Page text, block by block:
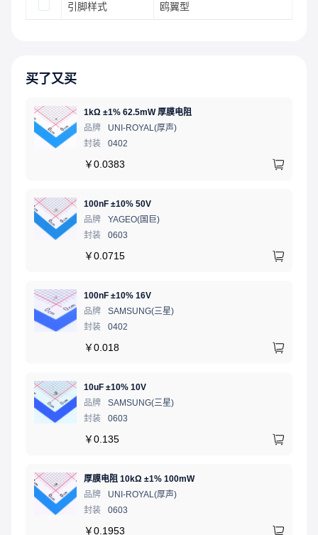
引脚样式 鸥翼型
买了又买
1kΩ ±1% 62.5mW 厚膜电阻
品牌
UNI-ROYAL(厚声)
封装
0402
￥0.0383
100nF ±10% 50V
品牌
YAGEO(国巨)
封装
0603
￥0.0715
100nF ±10% 16V
品牌
SAMSUNG(三星)
封装
0402
￥0.018
10uF ±10% 10V
品牌
SAMSUNG(三星)
封装
0603
￥0.135
厚膜电阻 10kΩ ±1% 100mW
品牌
UNI-ROYAL(厚声)
封装
0603
￥0.1953